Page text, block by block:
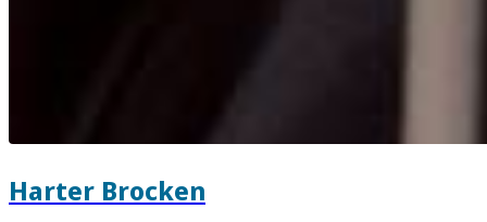
Harter Brocken